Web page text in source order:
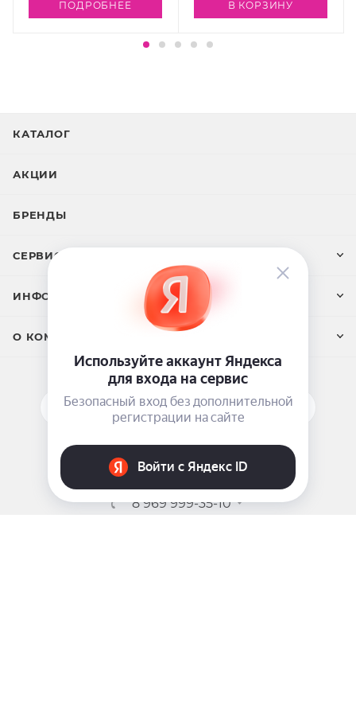
метабисульфит, резорцинол, д-пaнтенол
ПОДРОБНЕЕ В КОРЗИНУ
КАТАЛОГ
АКЦИИ
БРЕНДЫ
СЕРВИС И ПОДДЕРЖКА
ИНФОРМАЦИЯ
О КОМПАНИИ
ПОДПИСАТЬСЯ НА РАССЫЛКУ
ЗАДАТЬ ВОПРОС
8 969 999-35-10